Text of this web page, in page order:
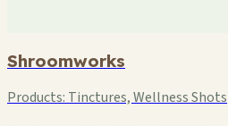
Shroomworks
Products:Tinctures, Wellness Shots